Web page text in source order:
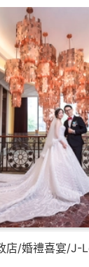
店/婚禮喜宴/J-